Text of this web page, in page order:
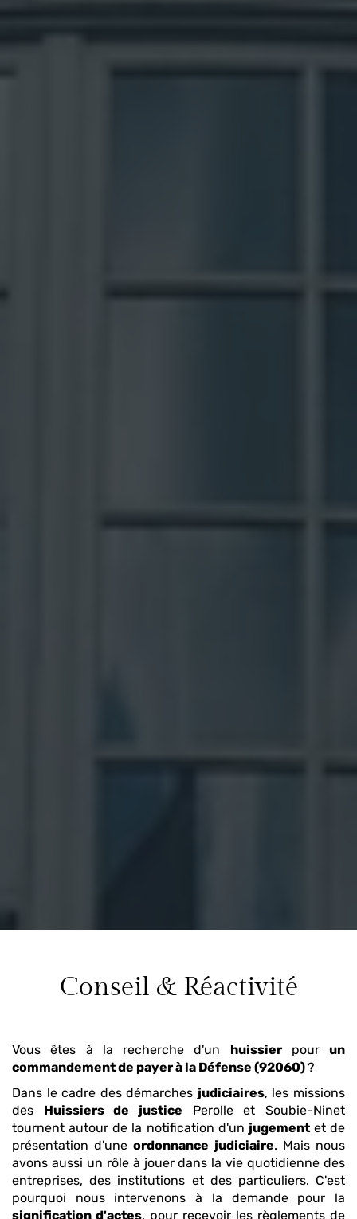
Conseil & Réactivité
Vous êtes à la recherche d'un huissierpour un
commandement de payerà la Défense (92060)?
Dans le cadre des démarches judiciaires, les missions
des Huissiers de justice Perolle et Soubie-Ninet
tournent autour de la notification d'un jugementet de
présentation d'une ordonnance judiciaire. Mais nous
avons aussi un rôle à jouer dans la vie quotidienne des
entreprises, des institutions et des particuliers. C'est
pourquoi nous intervenons à la demande pour la
signification d'actes, pour recevoir les règlements de